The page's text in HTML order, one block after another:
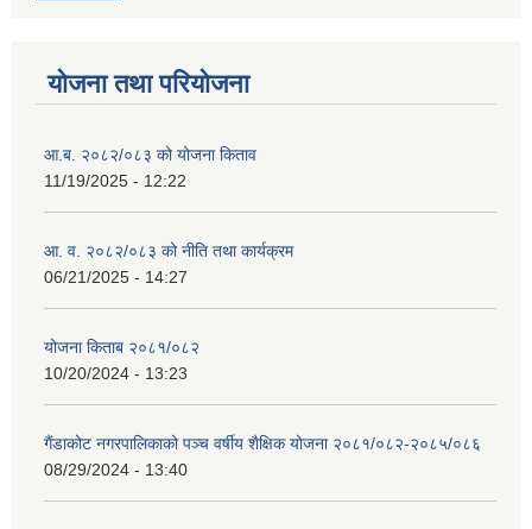
योजना तथा परियोजना
आ.ब. २०८२/०८३ को योजना किताव
11/19/2025 - 12:22
आ. व. २०८२/०८३ को नीति तथा कार्यक्रम
06/21/2025 - 14:27
योजना किताब २०८१/०८२
10/20/2024 - 13:23
गैंडाकोट नगरपालिकाको पञ्च वर्षीय शैक्षिक योजना २०८१/०८२-२०८५/०८६
08/29/2024 - 13:40